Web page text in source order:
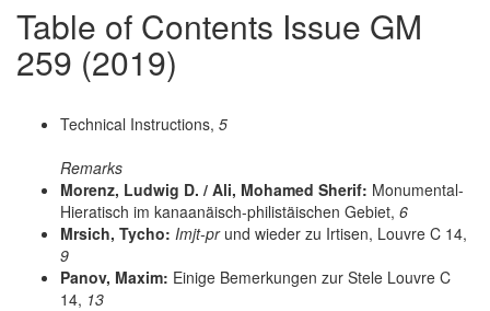
Table of Contents Issue GM
259 (2019)
Technical Instructions, 5
Remarks
Morenz, Ludwig D. / Ali, Mohamed Sherif: Monumental-
Hieratisch im kanaanäisch-philistäischen Gebiet, 6
Mrsich, Tycho: Imjt-prund wieder zu Irtisen, Louvre C 14,
9
Panov, Maxim: Einige Bemerkungen zur Stele Louvre C
14, 13